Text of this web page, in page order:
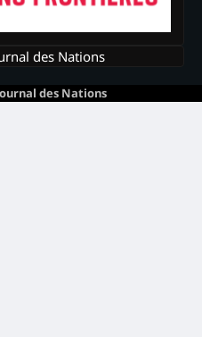
des Nations
des Nations